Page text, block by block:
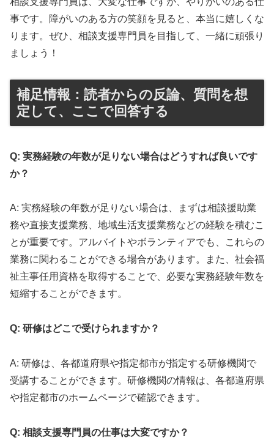
事です。障がいのある方の笑顔を見ると、本当に嬉しくな
ります。ぜひ、相談支援専門員を目指して、一緒に頑張り
ましょう！
補足情報：読者からの反論、質問を想
定して、ここで回答する
Q: 実務経験の年数が足りない場合はどうすれば良いです
か？
A: 実務経験の年数が足りない場合は、まずは相談援助業
務や直接支援業務、地域生活支援業務などの経験を積むこ
とが重要です。アルバイトやボランティアでも、これらの
業務に関わることができる場合があります。また、社会福
祉主事任用資格を取得することで、必要な実務経験年数を
短縮することができます。
Q: 研修はどこで受けられますか？
A: 研修は、各都道府県や指定都市が指定する研修機関で
受講することができます。研修機関の情報は、各都道府県
や指定都市のホームページで確認できます。
Q: 相談支援専門員の仕事は大変ですか？